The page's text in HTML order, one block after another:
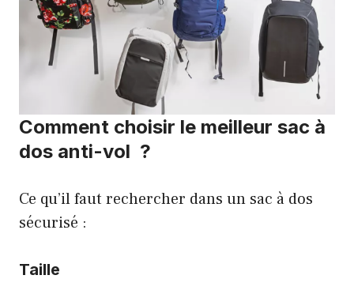
Comment choisir le meilleur sac à
dos anti-vol ?
Ce qu’il faut rechercher dans un sac à dos
sécurisé :
Taille